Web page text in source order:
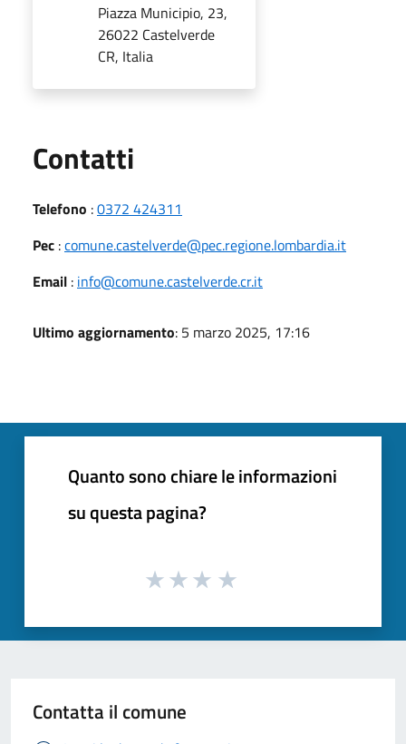
Piazza Municipio, 23,
26022 Castelverde
CR, Italia
Contatti
Telefono :0372 424311
Pec :comune.castelverde@pec.regione.lombardia.it
Email : info@comune.castelverde.cr.it
Ultimo aggiornamento: 5 marzo 2025, 17:16
Quanto sono chiare le informazioni
su questa pagina?
Contatta il comune